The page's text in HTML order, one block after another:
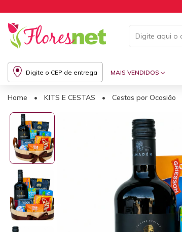
Digite o CEP de entrega MAIS VENDIDOS
Home • KITS E CESTAS • Cestas por Ocasião